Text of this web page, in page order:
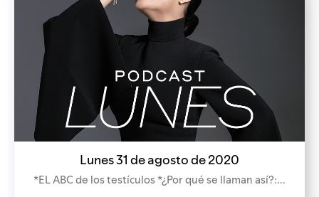
Lunes 31 de agosto de 2020
*EL ABC de los testículos *¿Por qué se llaman así?:...